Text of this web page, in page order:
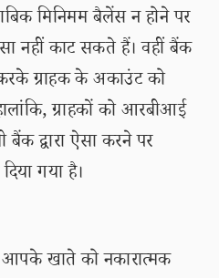
मिनिमम बैलेंस न होने पर
नहीं काट सकते हैं। वहीं बैंक
ग्राहक के अकाउंट को
ग्राहकों को आरबीआई
द्वारा ऐसा करने पर
गया है।
खाते को नकारात्मक